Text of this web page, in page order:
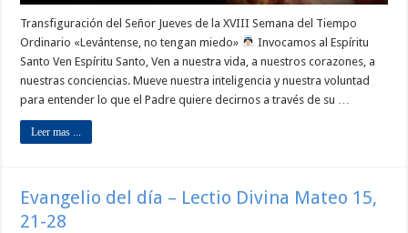
Transfiguración del Señor Jueves de la XVIII Semana del Tiempo
Ordinario «Levántense, no tengan miedo»
Invocamos al Espíritu
Santo Ven Espíritu Santo, Ven a nuestra vida, a nuestros corazones, a
nuestras conciencias. Mueve nuestra inteligencia y nuestra voluntad
para entender lo que el Padre quiere decirnos a través de su …
Leer mas ...
Evangelio del día – Lectio Divina Mateo 15,
21-28